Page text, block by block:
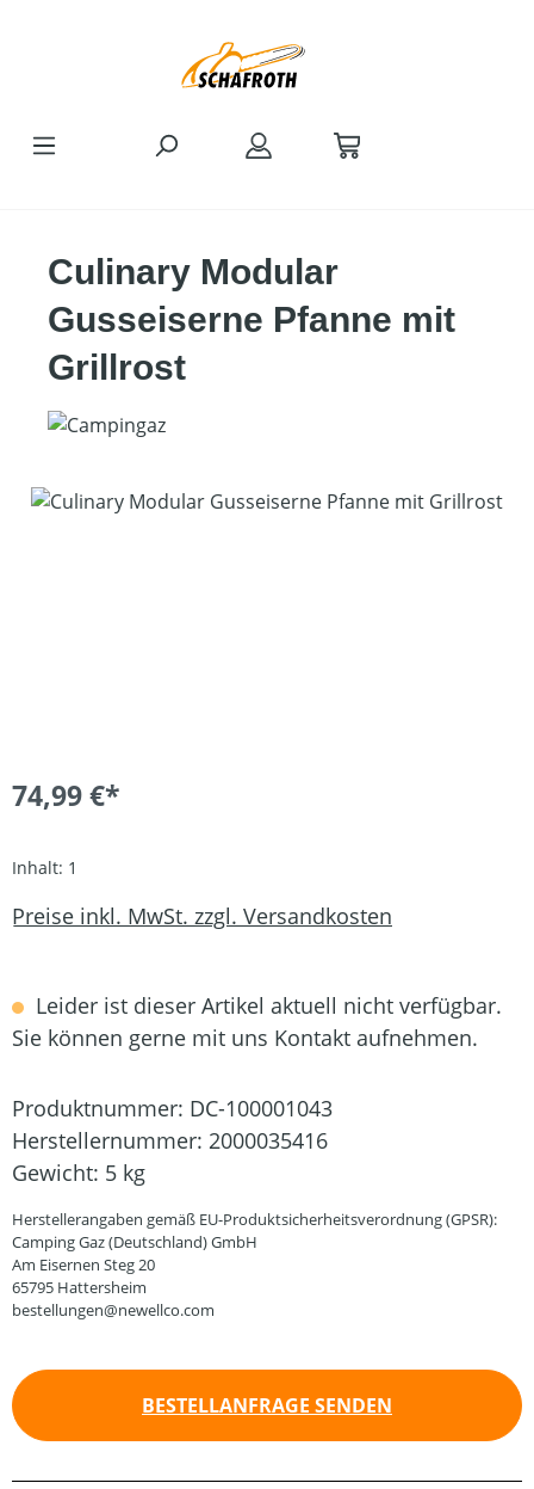
Culinary Modular
Gusseiserne Pfanne mit
Grillrost
Bildergalerie überspringen
74,99 €*
Inhalt: 1
Preise inkl. MwSt. zzgl. Versandkosten
Leider ist dieser Artikel aktuell nicht verfügbar.
Sie können gerne mit uns Kontakt aufnehmen.
Produktnummer: DC-100001043
Herstellernummer: 2000035416
Gewicht: 5 kg
Herstellerangaben gemäß EU-Produktsicherheitsverordnung (GPSR):
Camping Gaz (Deutschland) GmbH
Am Eisernen Steg 20
65795 Hattersheim
bestellungen@newellco.com
BESTELLANFRAGE SENDEN